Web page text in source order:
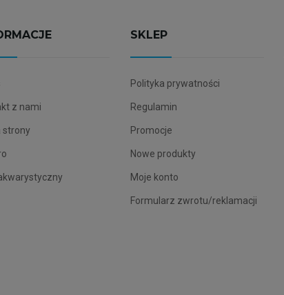
z nami
strony
SKLEP
Polityka prywatności
Regulamin
Promocje
Nowe produkty
Moje konto
Formularz zwrotu/reklamacji